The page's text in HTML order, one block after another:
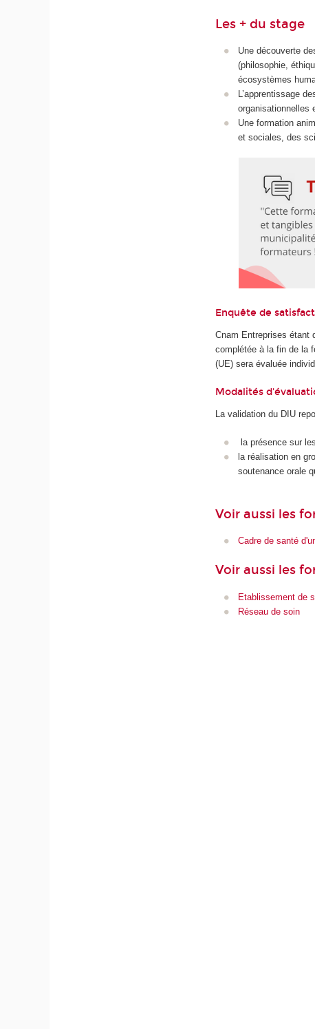
Les + du stage
Une découverte
(philosophie,
écosystèmes
L’apprentissage
organisationnelles
Une formation
et sociales, des
Enquête de
Cnam Entreprises étant
complétée à la fin de la
(UE) sera évaluée
Modalités
La validation du DIU
la présence sur
la réalisation en
soutenance orale
Voir aussi les
Cadre de santé
Voir aussi les
Etablissement de
Réseau de soin